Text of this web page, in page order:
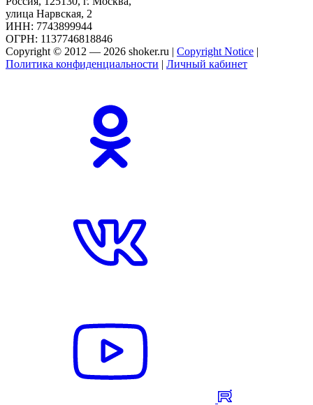
улица Нарвская, 2
ИНН: 7743899944
ОГРН: 1137746818846
Copyright © 2012 — 2026 shoker.ru | Copyright Notice |
Политика конфиденциальности | Личный кабинет